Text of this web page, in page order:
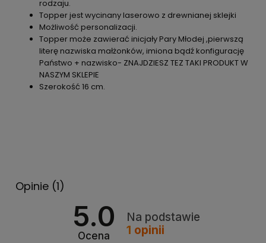
rodzaju.
Topper jest wycinany laserowo z drewnianej sklejki
Możliwość personalizacji.
Topper może zawierać inicjały Pary Młodej ,pierwszą
literę nazwiska małżonków, imiona bądź konfigurację
Państwo + nazwisko- ZNAJDZIESZ TEZ TAKI PRODUKT W
NASZYM SKLEPIE
Szerokość 16 cm.
Opinie (1)
5.0
Ocena
Na podstawie
1 opinii